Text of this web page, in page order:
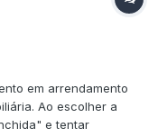
em arrendamento
Ao escolher a
e tentar